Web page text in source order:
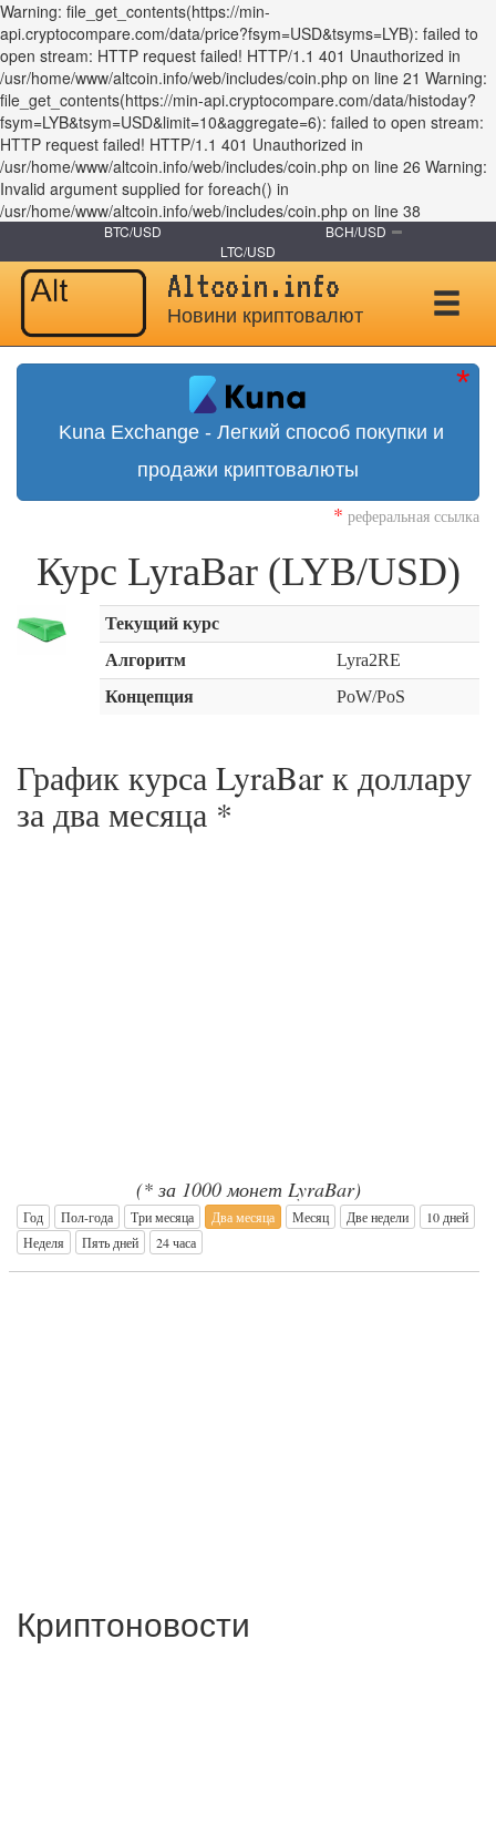
Warning: file_get_contents(https://min-
api.cryptocompare.com/data/price?fsym=USD&tsyms=LYB): failed to
open stream: HTTP request failed! HTTP/1.1 401 Unauthorized in
/usr/home/www/altcoin.info/web/includes/coin.php on line 21 Warning:
file_get_contents(https://min-api.cryptocompare.com/data/histoday?
fsym=LYB&tsym=USD&limit=10&aggregate=6): failed to open stream:
HTTP request failed! HTTP/1.1 401 Unauthorized in
/usr/home/www/altcoin.info/web/includes/coin.php on line 26 Warning:
Invalid argument supplied for foreach() in
/usr/home/www/altcoin.info/web/includes/coin.php on line 38
BTC/USD
BCH/USD
LTC/USD
Altcoin.info
Новини криптовалют
Kuna Exchange - Легкий способ покупки и
продажи криптовалюты
* реферальная ссылка
Курс LyraBar (LYB/USD)
Текущий курс
Алгоритм
Lyra2RE
Концепция
PoW/PoS
График курса LyraBar к доллару
за два месяца *
(* за 1000 монет LyraBar)
Год Пол-года Три месяца Два месяца Месяц Две недели
10 дней
Неделя
Пять дней 24 часа
Криптоновости